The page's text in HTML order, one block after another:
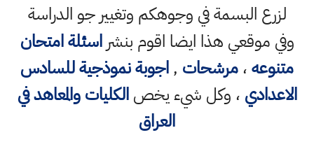
لزرع البسمة في وجوهكم وتغيير جو الدراسة
وفي موقعي هذا ايضا اقوم بنشراسئلة امتحان
متنوعه،مرشحات ,اجوبة نموذجية للسادس
الاعدادي ، وكل شيء يخصالكليات والمعاهد في
العراق